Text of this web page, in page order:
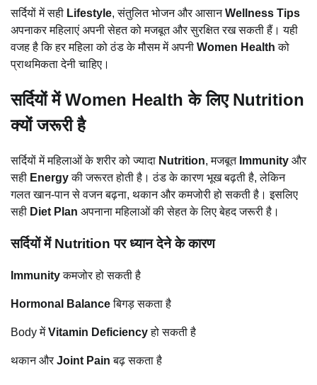
सर्दियों में सही Lifestyle, संतुलित भोजन और आसानWellness Tips
अपनाकर महिलाएं अपनी सेहत को मजबूत और सुरक्षित रख सकती हैं। यही
वजह है कि हर महिला को ठंड के मौसम में अपनी Women Health को
प्राथमिकता देनी चाहिए।
सर्दियों में Women Health के लिए Nutrition
क्यों जरूरी है
सर्दियों में महिलाओं के शरीर को ज्यादा Nutrition, मजबूत Immunity और
सही Energyकी जरूरत होती है। ठंड के कारण भूख बढ़ती है, लेकिन
गलत खान-पान से वजन बढ़ना, थकान और कमजोरी हो सकती है। इसलिए
सही Diet Plan अपनाना महिलाओं की सेहत के लिए बेहद जरूरी है।
सर्दियों में Nutrition पर ध्यान देने के कारण
Immunityकमजोर हो सकती है
Hormonal Balanceबिगड़ सकता है
Body मेंVitamin Deficiencyहो सकती है
थकान औरJoint Pain बढ़ सकता है